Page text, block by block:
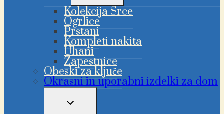
MENIJA
Kolekcija Srce
Ogrlice
Prstani
Kompleti nakita
Uhani
Zapestnice
Obeski za ključe
Okrasni in uporabni izdelki za dom
PREKLAPLJANJE